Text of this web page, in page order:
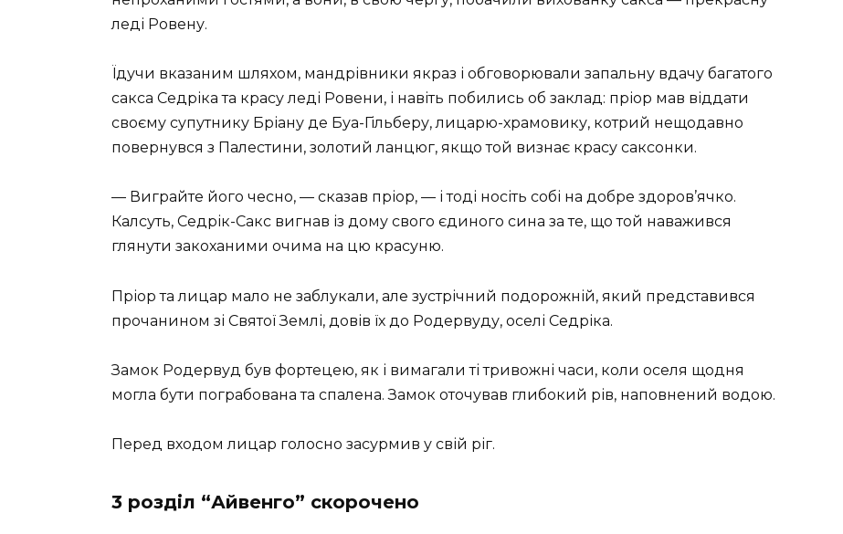
леді Ровену.
Їдучи вказаним шляхом, мандрівники якраз і обговорювали запальну вдачу багатого
сакса Седріка та красу леді Ровени, і навіть побились об заклад: пріор мав віддати
своєму супутнику Бріану де Буа-Гільберу, лицарю-храмовику, котрий нещодавно
повернувся з Палестини, золотий ланцюг, якщо той визнає красу саксонки.
— Виграйте його чесно, — сказав пріор, — і тоді носіть собі на добре здоров’ячко.
Калсуть, Седрік-Сакс вигнав із дому свого єдиного сина за те, що той наважився
глянути закоханими очима на цю красуню.
Пріор та лицар мало не заблукали, але зустрічний подорожній, який представився
прочанином зі Святої Землі, довів їх до Родервуду, оселі Седріка.
Замок Родервуд був фортецею, як і вимагали ті тривожні часи, коли оселя щодня
могла бути пограбована та спалена. Замок оточував глибокий рів, наповнений водою.
Перед входом лицар голосно засурмив у свій ріг.
3 розділ “Айвенго” скорочено